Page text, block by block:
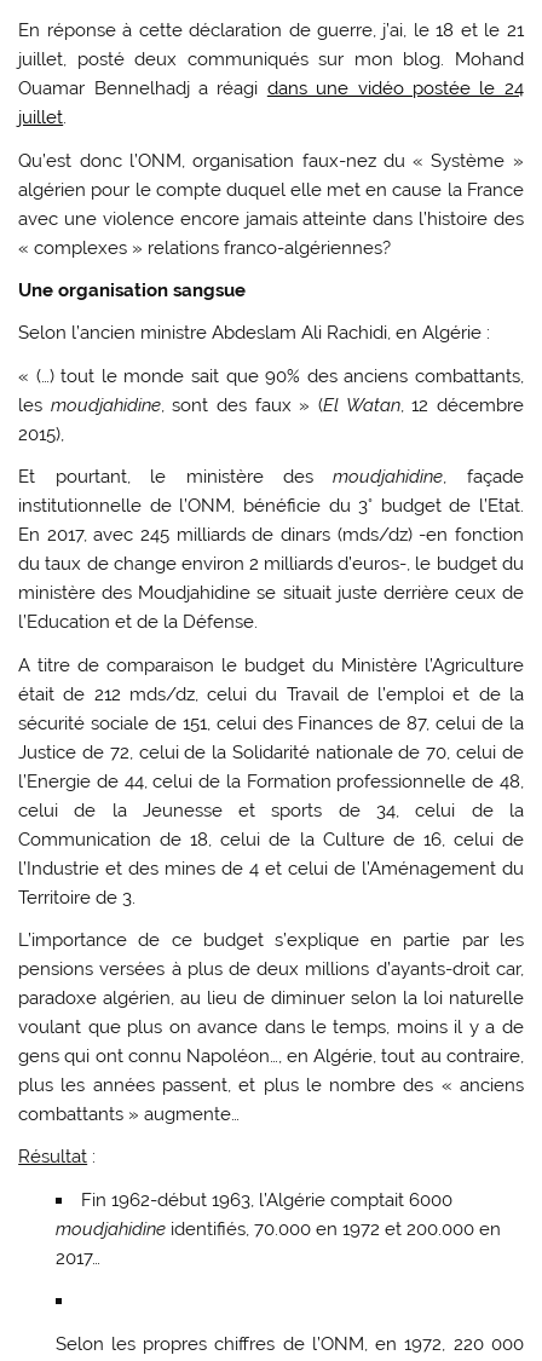
En réponse à cette déclaration de guerre, j’ai, le 18 et le 21
juillet, posté deux communiqués sur mon blog. Mohand
Ouamar Bennelhadj a réagi dans une vidéo postée le 24
juillet.
Qu’est donc l’ONM, organisation faux-nez du « Système »
algérien pour le compte duquel elle met en cause la France
avec une violence encore jamais atteinte dans l’histoire des
« complexes » relations franco-algériennes?
Une organisation sangsue
Selon l’ancien ministre Abdeslam Ali Rachidi, en Algérie :
« (…) tout le monde sait que 90% des anciens combattants,
les moudjahidine, sont des faux » (El Watan, 12 décembre
2015),
Et pourtant, le ministère desmoudjahidine, façade
institutionnelle de l’ONM, bénéficie du 3° budget de l’Etat.
En 2017, avec 245 milliards de dinars (mds/dz) -en fonction
du taux de change environ 2 milliards d’euros-, le budget du
ministère des Moudjahidine se situait juste derrière ceux de
l’Education et de la Défense.
A titre de comparaison le budget du Ministère l’Agriculture
était de 212 mds/dz, celui du Travail de l’emploi et de la
sécurité sociale de 151, celui des Finances de 87, celui de la
Justice de 72, celui de la Solidarité nationale de 70, celui de
l’Energie de 44, celui de la Formation professionnelle de 48,
celui de la Jeunesse et sports de 34, celui de la
Communication de 18, celui de la Culture de 16, celui de
l’Industrie et des mines de 4 et celui de l’Aménagement du
Territoire de 3.
L’importance de ce budget s’explique en partie par les
pensions versées à plus de deux millions d’ayants-droit car,
paradoxe algérien, au lieu de diminuer selon la loi naturelle
voulant que plus on avance dans le temps, moins il y a de
gens qui ont connu Napoléon…, en Algérie, tout au contraire,
plus les années passent, et plus le nombre des « anciens
combattants » augmente…
Résultat :
Fin 1962-début 1963, l’Algérie comptait 6000
moudjahidineidentifiés, 70.000 en 1972 et 200.000 en
2017…
Selon les propres chiffres de l’ONM, en 1972, 220 000